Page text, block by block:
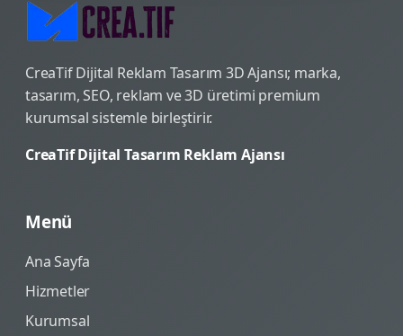
CreaTif Dijital Reklam Tasarım 3D Ajansı; marka,
tasarım, SEO, reklam ve 3D üretimi premium
kurumsal sistemle birleştirir.
CreaTif Dijital Tasarım Reklam Ajansı
Menü
Ana Sayfa
Hizmetler
Kurumsal